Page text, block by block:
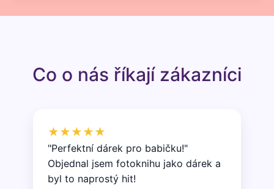
Co o nás říkají zákazníci
★★★★★
"Perfektní dárek pro babičku!"
Objednal jsem fotoknihu jako dárek a
byl to naprostý hit!